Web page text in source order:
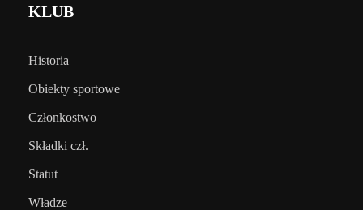
KLUB
Historia
Obiekty sportowe
Członkostwo
Składki czł.
Statut
Władze